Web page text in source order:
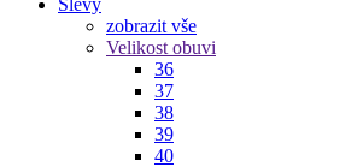
Slevy
zobrazit vše
Velikost obuvi
36
37
38
39
40